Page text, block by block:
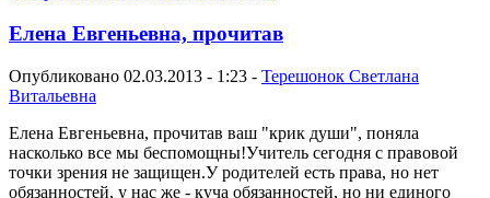
Елена Евгеньевна, прочитав
Опубликовано 02.03.2013 - 1:23 - Терешонок Светлана
Витальевна
Елена Евгеньевна, прочитав ваш "крик души", поняла
насколько все мы беспомощны!Учитель сегодня с правовой
точки зрения не защищен.У родителей есть права, но нет
обязанностей, у нас же - куча обязанностей, но ни единого